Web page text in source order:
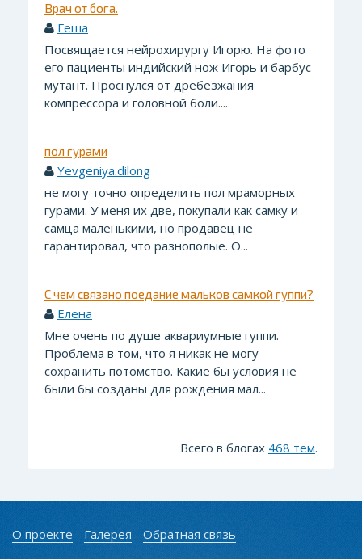
Врач от бога.
Геша
Посвящается нейрохирургу Игорю. На фото
его пациенты индийский нож Игорь и барбус
мутант. Проснулся от дребезжания
компрессора и головной боли....
пол гурами
Yevgeniya.dilong
не могу точно определить пол мраморных
гурами. У меня их две, покупали как самку и
самца маленькими, но продавец не
гарантировал, что разнополые. О...
С чем связано поедание мальков самкой гуппи?
Елена
Мне очень по душе аквариумные гуппи.
Проблема в том, что я никак не могу
сохранить потомство. Какие бы условия не
были бы созданы для рождения мал...
Всего в блогах 468 тем.
О проекте Галерея Обратная связь